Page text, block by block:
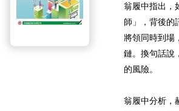
翁履中指出，
師」，背後的
將領同時到場
鏈。換句話說
的風險。
翁履中分析，